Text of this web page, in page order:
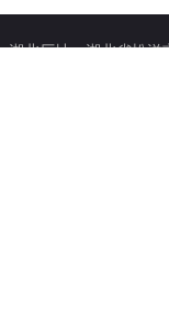
湖北厂址：湖北省松滋